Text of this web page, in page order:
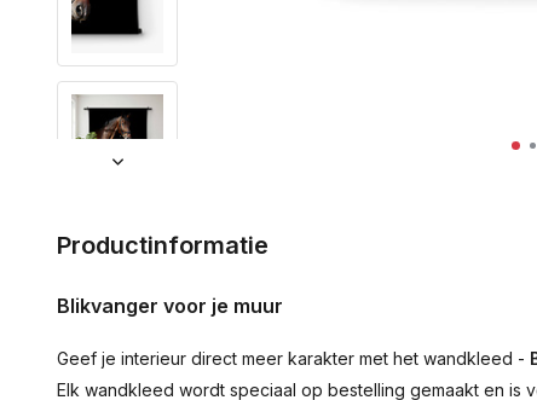
Productinformatie
Blikvanger voor je muur
Geef je interieur direct meer karakter met het wandkleed -
Elk wandkleed wordt speciaal op bestelling gemaakt en is